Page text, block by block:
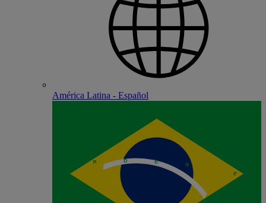
América Latina - Español